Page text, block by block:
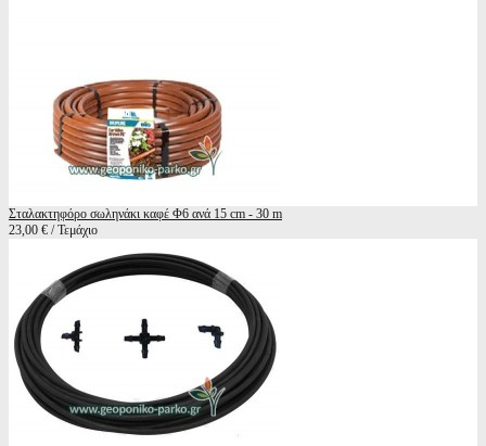
Σταλακτηφόρο σωληνάκι καφέ Φ6 ανά 15 cm - 30 m
23,00 € / Τεμάχιο